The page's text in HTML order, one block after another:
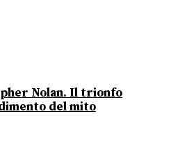
Nolan. Il trionfo
del mito